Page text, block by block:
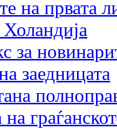
на првата
за
заедницата
на